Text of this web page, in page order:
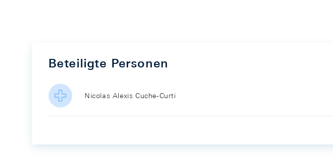
Beteiligte Personen
Nicolas Alexis Cuche-Curti